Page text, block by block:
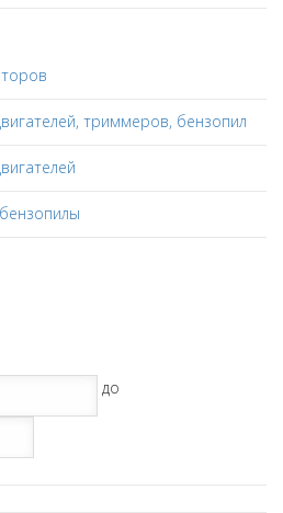
триммеров, бензопил
до